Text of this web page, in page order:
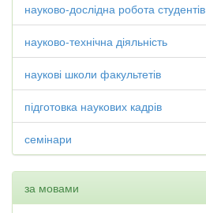
науково-дослідна робота студентів
науково-технічна діяльність
наукові школи факультетів
підготовка наукових кадрів
семінари
за мовами